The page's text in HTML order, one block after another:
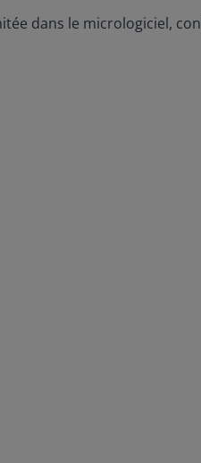
dans le micrologiciel,